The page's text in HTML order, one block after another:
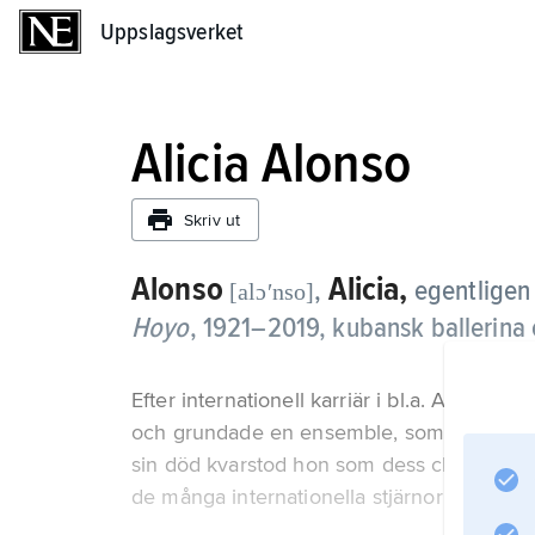
Uppslagsverket
Alicia Alonso
Skriv ut
Alonso [alɔʹnso], Alicia,
Hoyo, 1921–2019, kubansk
Efter internationell karriär i bl.a. American
och grundade en ensemble, som efter
sin död kvarstod hon som dess chef.
de många internationella stjärnor som